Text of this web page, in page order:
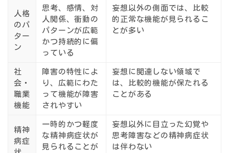
人格
のパ
ター
ン
思考、感情、対
人関係、衝動の
パターンが広範
かつ持続的に偏
っている
妄想以外の側面では、比較
的正常な機能が見られるこ
とが多い
社
会・
職業
機能
障害の特性によ
り、広範にわた
って機能が障害
されやすい
妄想に関連しない領域で
は、比較的機能が保たれる
ことがある
精神
病症
一時的かつ軽度
な精神病症状が
見られることが
妄想以外に目立った幻覚や
思考障害などの精神病症状
は伴わない